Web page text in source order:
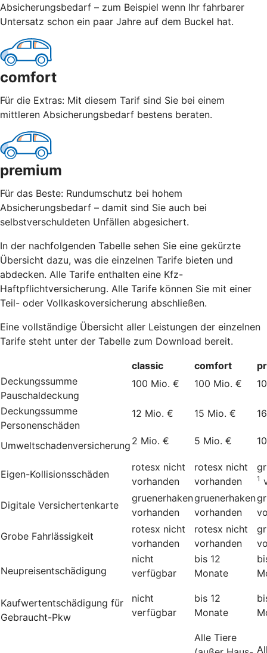
Absicherungsbedarf – zum Beispiel wenn Ihr fahrbarer
Untersatz schon ein paar Jahre auf dem Buckel hat.
comfort
Für die Extras: Mit diesem Tarif sind Sie bei einem
mittleren Absicherungsbedarf bestens beraten.
premium
Für das Beste: Rundumschutz bei hohem
Absicherungsbedarf – damit sind Sie auch bei
selbstverschuldeten Unfällen abgesichert.
In der nachfolgenden Tabelle sehen Sie eine gekürzte
Übersicht dazu, was die einzelnen Tarife bieten und
abdecken. Alle Tarife enthalten eine Kfz-
Haftpflichtversicherung. Alle Tarife können Sie mit einer
Teil- oder Vollkaskoversicherung abschließen.
Eine vollständige Übersicht aller Leistungen der einzelnen
Tarife steht unter der Tabelle zum Download bereit.
classic comfort
Deckungssumme
Pauschaldeckung
100 Mio. € 100 Mio. €
Deckungssumme
Personenschäden
12 Mio. € 15 Mio. €
Umweltschadenversicherung 2 Mio. € 5 Mio. €
Eigen-Kollisionsschäden
rotesx nicht
vorhanden
rotesx nicht
vorhanden
1
Digitale Versichertenkarte
gruenerhaken
vorhanden
gruenerhaken
vorhanden
Grobe Fahrlässigkeit
rotesx nicht
vorhanden
rotesx nicht
vorhanden
Neupreisentschädigung
nicht
verfügbar
bis 12
Monate
Kauf­wert­entschädi­gung für
Gebraucht-Pkw
nicht
verfügbar
bis 12
Monate
Alle Tiere